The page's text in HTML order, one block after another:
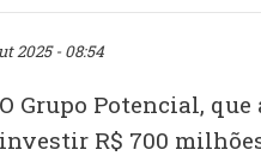
2025 - 08:54
O Grupo Potencial,
investir R$ 700